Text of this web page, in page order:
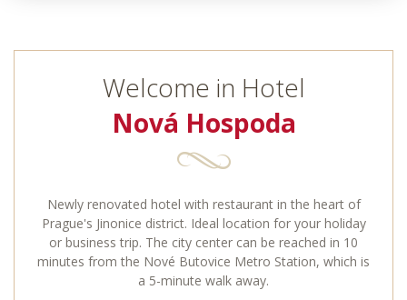
Welcome in Hotel
Nová Hospoda
Newly renovated hotel with restaurant in the heart of
Prague's Jinonice district. Ideal location for your holiday
or business trip. The city center can be reached in 10
minutes from the Nové Butovice Metro Station, which is
a 5-minute walk away.